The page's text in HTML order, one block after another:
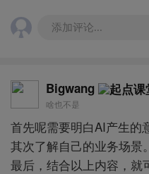
添加评论...
Bigwang
啥也不是
首先呢需要明白AI产生的
其次了解自己的业务场景。
最后，结合以上内容，就